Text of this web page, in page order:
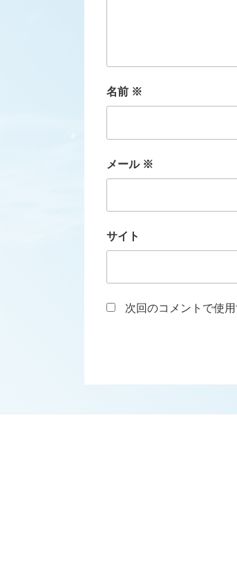
名前 ※
メール ※
サイト
次回のコメントで使